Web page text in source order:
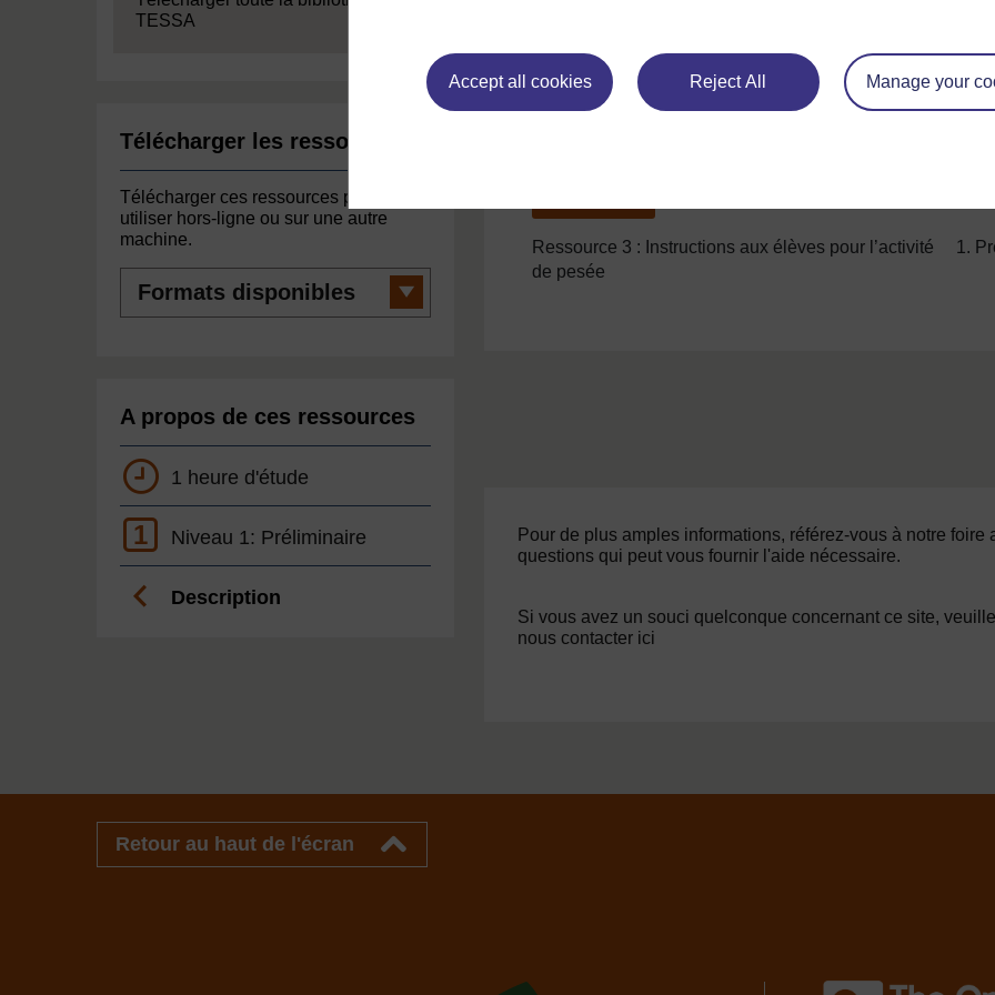
Accept all cookies Reject All Manage your
TESSA
Télécharger les ressources
Télécharger ces ressources pour les
utiliser hors-ligne ou sur une autre
machine.
disponibles
A propos de ces ressources
1 heure d'étude
1 Niveau 1: Préliminaire
Description
Ressource 3 : Instructions aux élèves pour l’activité
de pesée
1.
Pour de plus amples informations, référez-vous à notre foire
questions qui peut vous fournir l'aide nécessaire.
Si vous avez un souci quelconque concernant ce site,
nous contacter ici
Retour au haut de l'écran